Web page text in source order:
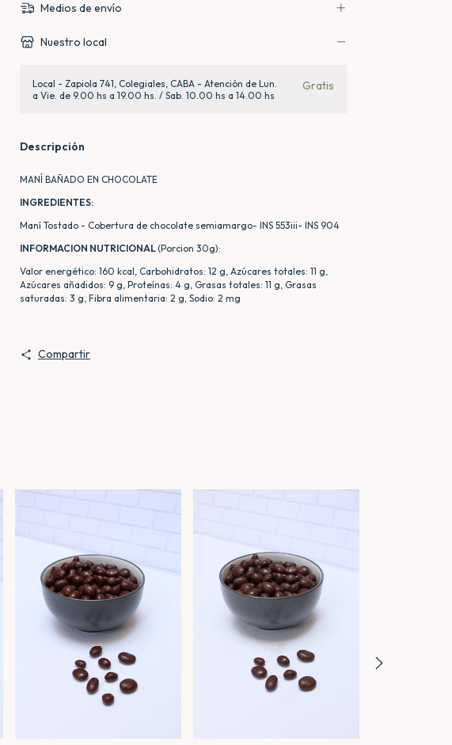
Medios de envío
Nuestro local
Local - Zapiola 741, Colegiales, CABA - Atención de Lun.
a Vie. de 9.00 hs a 19.00 hs. / Sab. 10.00 hs a 14.00 hs
Gratis
Descripción
MANÍ BAÑADO EN CHOCOLATE
INGREDIENTES:
Maní Tostado - Cobertura de chocolate semiamargo- INS 553iii- INS 904
INFORMACION NUTRICIONAL(Porcion 30g):
Valor energético: 160 kcal, Carbohidratos: 12 g, Azúcares totales: 11 g,
Azúcares añadidos: 9 g, Proteínas: 4 g, Grasas totales: 11 g, Grasas
saturadas: 3 g, Fibra alimentaria: 2 g, Sodio: 2 mg
Compartir